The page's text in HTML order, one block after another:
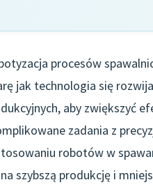
procesów
jak technologia się
aby zwiększyć
zadania z
robotów w
szybszą produkcję i